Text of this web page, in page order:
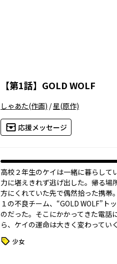
【第1話】 GOLD WOLF
しゃあた(作画) /星(原作)
応援メッセージ
高校２年生のケイは一緒に暮らして
力に堪えきれず逃げ出した。帰る場
方にくれていた先で偶然拾った携帯
１の不良チーム、“GOLD WOLF”ト
のだった。そこにかかってきた電話
ら、ケイの運命は大きく変わっていく――
タグ 少女